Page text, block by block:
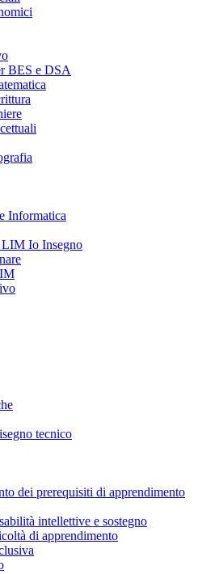
BES e DSA
Informatica
LIM Io Insegno
tecnico
dei prerequisiti di apprendimento
intellettive e sostegno
di apprendimento